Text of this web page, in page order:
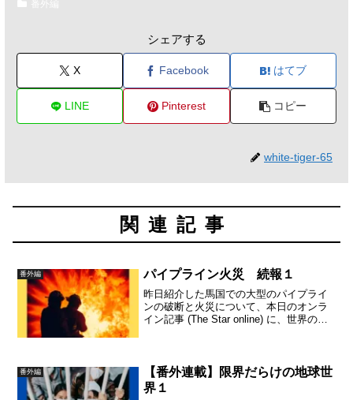
番外編
シェアする
X Facebook はてブ
LINE Pinterest コピー
white-tiger-65
関連記事
番外編 パイプライン火災 続報１
昨日紹介した馬国での大型のパイプライ
ンの破断と火災について、本日のオンラ
イン記事 (The Star online) に、世界の工
番外編
【番外連載】限界だらけの地球世
界１